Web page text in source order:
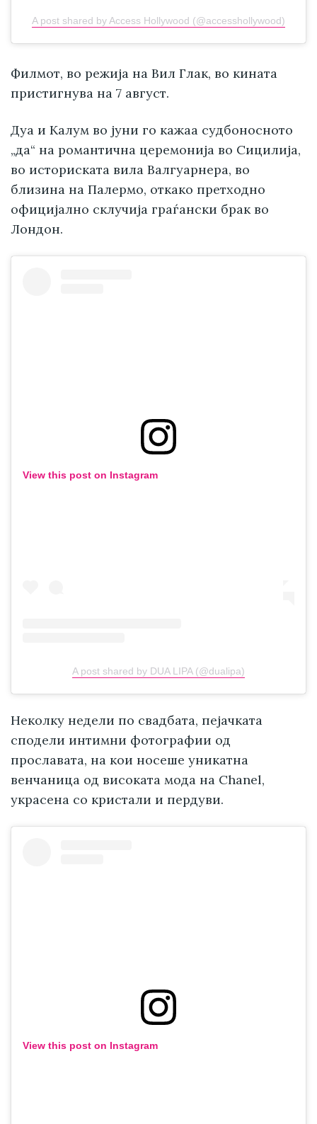
A post shared by Access Hollywood (@accesshollywood)
Филмот, во режија на Вил Глак, во кината
пристигнува на 7 август.
Дуа и Калум во јуни го кажаа судбоносното
„да“ на романтична церемонија во Сицилија,
во историската вила Валгуарнера, во
близина на Палермо, откако претходно
официјално склучија граѓански брак во
Лондон.
View this post on Instagram
A post shared by DUA LIPA (@dualipa)
Неколку недели по свадбата, пејачката
сподели интимни фотографии од
прославата, на кои носеше уникатна
венчаница од високата мода на Chanel,
украсена со кристали и пердуви.
View this post on Instagram